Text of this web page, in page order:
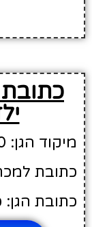
כתובת
מיקוד הגן: 21960
כתובת
כתובת הגן: